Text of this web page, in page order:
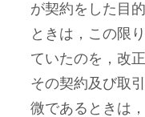
が契約をした目
ときは，この限
ていたのを，改
その契約及び取
微であるときは